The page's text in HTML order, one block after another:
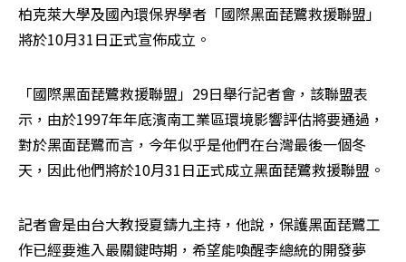
柏克萊大學及國內環保界學者「國際黑面琵鷺救援聯盟」
將於10月31日正式宣佈成立。
「國際黑面琵鷺救援聯盟」29日舉行記者會，該聯盟表
示，由於1997年年底濱南工業區環境影響評估將要通過，
對於黑面琵鷺而言，今年似乎是他們在台灣最後一個冬
天，因此他們將於10月31日正式成立黑面琵鷺救援聯盟。
記者會是由台大教授夏鑄九主持，他說，保護黑面琵鷺工
作已經要進入最關鍵時期，希望能喚醒李總統的開發夢